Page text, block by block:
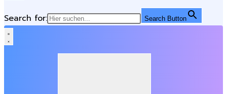
Search for: Search Button